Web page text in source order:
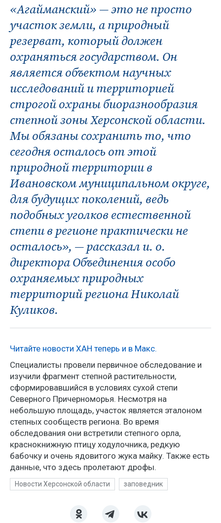
«Агайманский» — это не просто
участок земли, а природный
резерват, который должен
охраняться государством. Он
является объектом научных
исследований и территорией
строгой охраны биоразнообразия
степной зоны Херсонской области.
Мы обязаны сохранить то, что
сегодня осталось от этой
природной территории в
Ивановском муниципальном округе,
для будущих поколений, ведь
подобных уголков естественной
степи в регионе практически не
осталось», — рассказал и. о.
директора Объединения особо
охраняемых природных
территорий региона Николай
Куликов.
Читайте новости ХАН теперь и в Макс.
Специалисты провели первичное обследование и
изучили фрагмент степной растительности,
сформировавшийся в условиях сухой степи
Северного Причерноморья. Несмотря на
небольшую площадь, участок является эталоном
степных сообществ региона. Во время
обследования они встретили степного орла,
краснокнижную птицу ходулочника, редкую
бабочку и очень ядовитого жука майку. Также есть
данные, что здесь пролетают дрофы.
Новости Херсонской области заповедник